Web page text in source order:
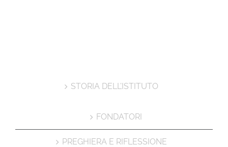
STORIA DELL’ISTITUTO
FONDATORI
PREGHIERA E RIFLESSIONE